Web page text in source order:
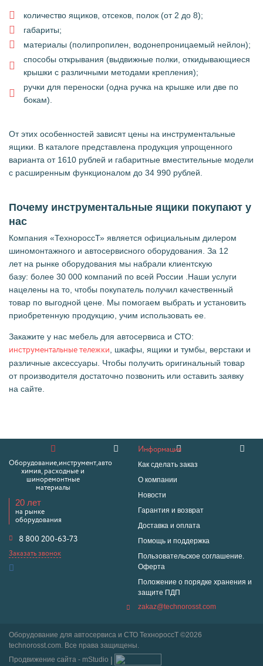
количество ящиков, отсеков, полок (от 2 до 8);
габариты;
материалы (полипропилен, водонепроницаемый нейлон);
способы открывания (выдвижные полки, откидывающиеся
крышки с различными методами крепления);
ручки для переноски (одна ручка на крышке или две по
бокам).
От этих особенностей зависят цены на инструментальные
ящики. В каталоге представлена продукция упрощенного
варианта от 1610 рублей и габаритные вместительные модели
с расширенным функционалом до 34 990 рублей.
Почему инструментальные ящики покупают у
нас
Компания «ТехнороссТ» является официальным дилером
шиномонтажного и автосервисного оборудования. За 12
лет на рынке оборудования мы набрали клиентскую
базу: более 30 000 компаний по всей России .Наши услуги
нацелены на то, чтобы покупатель получил качественный
товар по выгодной цене. Мы помогаем выбрать и установить
приобретенную продукцию, учим использовать ее.
Закажите у нас мебель для автосервиса и СТО:
инструментальные тележки
, шкафы, ящики и тумбы, верстаки и
различные аксессуары. Чтобы получить оригинальный товар
от производителя достаточно позвонить или оставить заявку
на сайте.
Оборудование,инструмент,авто
химия, расходные и
шиноремонтные
материалы
20 лет
на рынке
оборудования
8 800 200-63-73
Заказать звонок
Информация
Как сделать заказ
О компании
Новости
Гарантия и возврат
Доставка и оплата
Помощь и поддержка
Пользовательское соглашение.
Оферта
Положение о порядке хранения и
защите ПДП
zakaz@technorosst.com
Оборудование для автосервиса и СТО ТехнороссТ ©2026
technorosst.com. Все права защищены.
Продвижение сайта - mStudio